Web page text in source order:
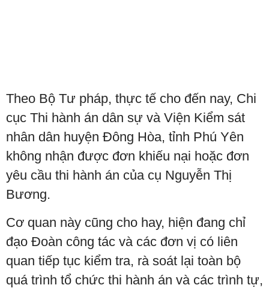
Theo Bộ Tư pháp, thực tế cho đến nay, Chi
cục Thi hành án dân sự và Viện Kiểm sát
nhân dân huyện Đông Hòa, tỉnh Phú Yên
không nhận được đơn khiếu nại hoặc đơn
yêu cầu thi hành án của cụ Nguyễn Thị
Bương.
Cơ quan này cũng cho hay, hiện đang chỉ
đạo Đoàn công tác và các đơn vị có liên
quan tiếp tục kiểm tra, rà soát lại toàn bộ
quá trình tổ chức thi hành án và các trình tự,